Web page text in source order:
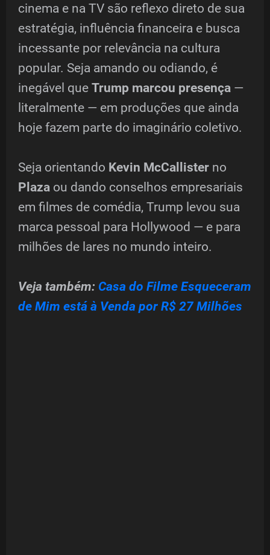
cinema e na TV são reflexo direto de sua
estratégia, influência financeira e busca
incessante por relevância na cultura
popular. Seja amando ou odiando, é
inegável que Trump marcou presença —
literalmente — em produções que ainda
hoje fazem parte do imaginário coletivo.
Seja orientando Kevin McCallister no
Plaza ou dando conselhos empresariais
em filmes de comédia, Trump levou sua
marca pessoal para Hollywood — e para
milhões de lares no mundo inteiro.
Veja também: Casa do Filme Esqueceram
de Mim está à Venda por R$ 27 Milhões